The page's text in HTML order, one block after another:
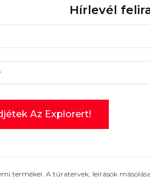
Hírlevél
termékei. A túratervek, leírások